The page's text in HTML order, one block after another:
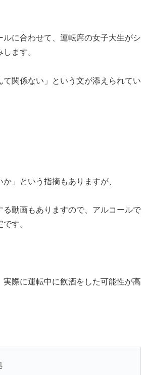
ルに合わせて、運転席の女子大生がシ
ます。
て関係ない」という文が添えられてい
か」という指摘もありますが、
る動画もありますので、アルコールで
す。
実際に運転中に飲酒をした可能性が高